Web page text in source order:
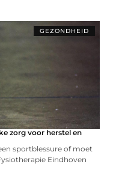
GEZONDHEID
zorg voor herstel en
sportblessure of moet
Eindhoven